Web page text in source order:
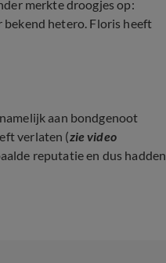
merkte droogjes op:
bekend hetero. Floris heeft
aan bondgenoot
verlaten (zie video
reputatie en dus hadden